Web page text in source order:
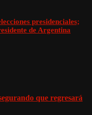
presidenciales;
de Argentina
que regresará